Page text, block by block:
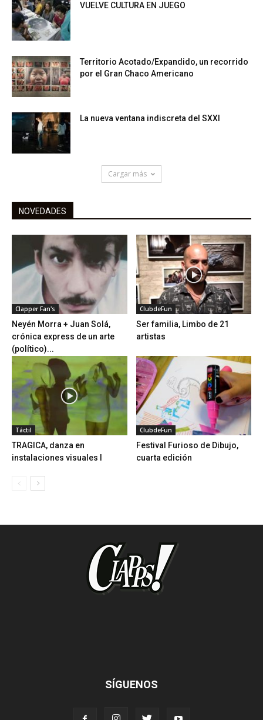
VUELVE CULTURA EN JUEGO
Territorio Acotado/Expandido, un recorrido
por el Gran Chaco Americano
La nueva ventana indiscreta del SXXI
Cargar más
NOVEDADES
Clapper Fan's
Neyén Morra + Juan Solá,
crónica express de un arte
(político)...
ClubdeFun
Ser familia, Limbo de 21
artistas
Táctil
TRAGICA, danza en
instalaciones visuales I
ClubdeFun
Festival Furioso de Dibujo,
cuarta edición
SÍGUENOS